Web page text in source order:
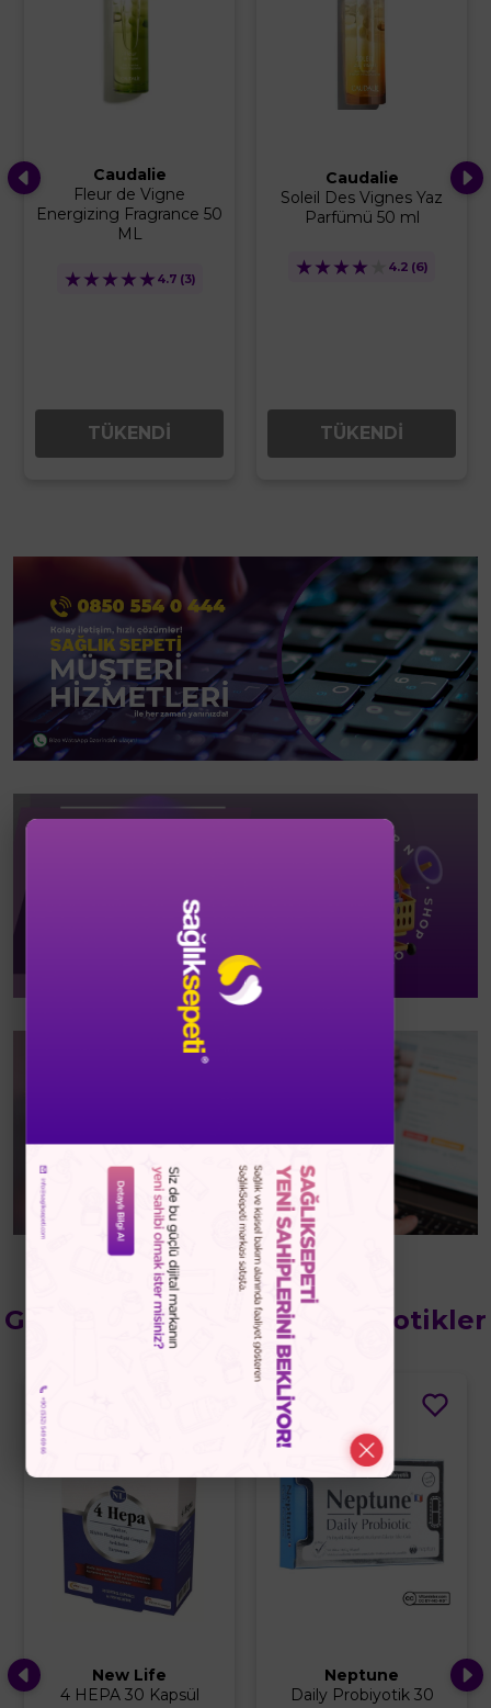
Caudalie
Soleil Des Vignes Yaz
Parfümü 50 ml
★
★
★
★
★
TÜKENDİ
Roger&Gallet
Roger ve Gallet Bois
d'Orange Sağlık Kokulu
★
★
★
★ (8)
TÜKENDİ
Güçlü Bağışıklık İçin Probiyotikler
Neptune
Daily Probiyotik 30
%10
Kaleidon
60 Mg 20 Kapsül